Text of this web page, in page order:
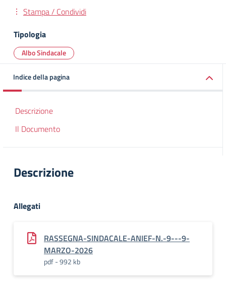
Stampa / Condividi
Tipologia
Albo Sindacale
Indice della pagina
Descrizione
Il Documento
Descrizione
Allegati
RASSEGNA-SINDACALE-ANIEF-N.-9---9-
MARZO-2026
pdf - 992 kb